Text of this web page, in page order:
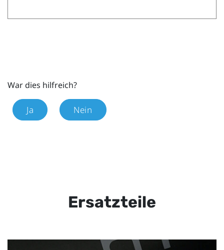
War dies hilfreich?
Ja Nein
Ersatzteile